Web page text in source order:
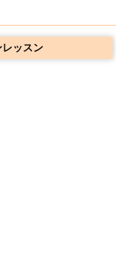
ッスン